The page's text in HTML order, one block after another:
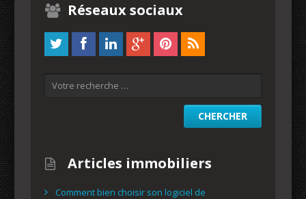
Réseaux sociaux
Articles immobiliers
Comment bien choisir son logiciel de